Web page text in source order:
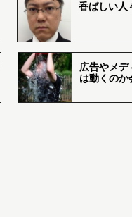
香ばしい
広告やメデ
は動くのか